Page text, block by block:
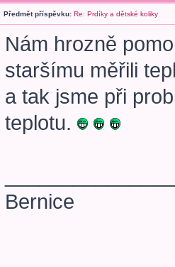
Předmět příspěvku: Re: Prdíky a dětské koliky
Nám hrozně
staršímu měřili
a tak jsme při
teplotu.
Bernice